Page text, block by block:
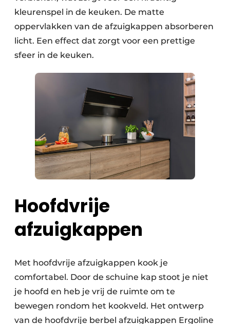
kleurenspel in de keuken. De matte
oppervlakken van de afzuigkappen absorberen
licht. Een effect dat zorgt voor een prettige
sfeer in de keuken.
Hoofdvrije
afzuigkappen
Met hoofdvrije afzuigkappen kook je
comfortabel. Door de schuine kap stoot je niet
je hoofd en heb je vrij de ruimte om te
bewegen rondom het kookveld. Het ontwerp
van de hoofdvrije berbel afzuigkappen Ergoline